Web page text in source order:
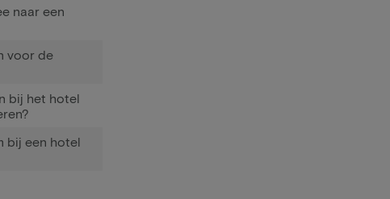
naar een
voor de
bij het hotel
bij een hotel